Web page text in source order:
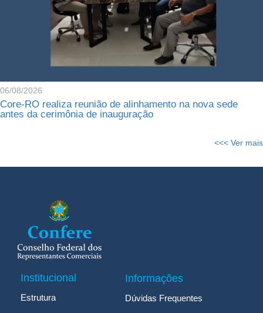
06/08/2026
Core-RO realiza reunião de alinhamento na nova sede
antes da cerimônia de inauguração
<<< Ver mais
Institucional
Estrutura
Informações
Dúvidas Frequentes